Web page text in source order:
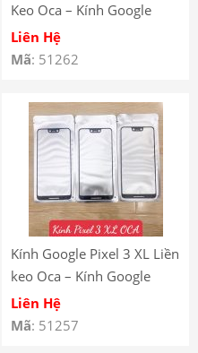
Keo Oca – Kính Google
Pixel 4 XL Có Keo Oca
Liên Hệ
Mã: 51262
Kính Google Pixel 3 XL Liền
keo Oca – Kính Google
Pixel 3 XL Có Keo Oca
Liên Hệ
Mã: 51257